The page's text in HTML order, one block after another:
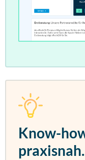
Know-
praxisnah.